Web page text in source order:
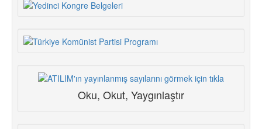
Oku, Okut, Yaygınlaştır